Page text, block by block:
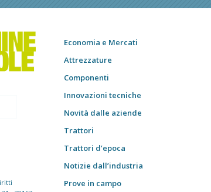
Economia e Mercati
Attrezzature
Componenti
Innovazioni tecniche
Novità dalle aziende
Trattori
Trattori d’epoca
Notizie dall’industria
Prove in campo